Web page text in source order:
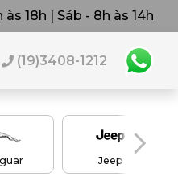
18h | Sáb - 8h às 14h
(19)3408-1212
Jeep